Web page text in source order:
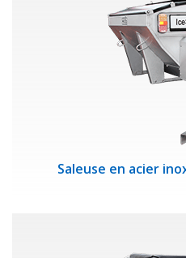
Saleuse en acier